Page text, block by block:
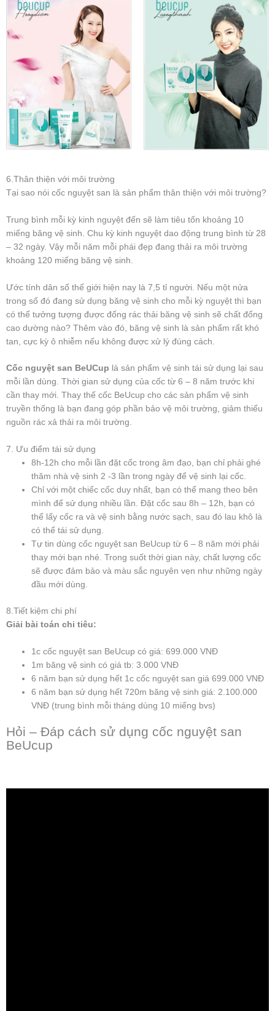
6.Thân thiện với môi trường
Tại sao nói cốc nguyệt san là sản phẩm thân thiện với môi trường?
Trung bình mỗi kỳ kinh nguyệt đến sẽ làm tiêu tốn khoảng 10
miếng băng vệ sinh. Chu kỳ kinh nguyệt dao động trung bình từ 28
– 32 ngày. Vậy mỗi năm mỗi phái đẹp đang thải ra môi trường
khoảng 120 miếng băng vệ sinh.
Ước tính dân số thế giới hiện nay là 7,5 tỉ người. Nếu một nửa
trong số đó đang sử dụng băng vệ sinh cho mỗi kỳ nguyệt thì bạn
có thể tưởng tượng được đống rác thải băng vệ sinh sẽ chất đống
cao dường nào? Thêm vào đó, băng vệ sinh là sản phẩm rất khó
tan, cực kỳ ô nhiễm nếu không được xử lý đúng cách.
Cốc nguyệt san BeUCup là sản phẩm vệ sinh tái sử dụng lại sau
mỗi lần dùng. Thời gian sử dụng của cốc từ 6 – 8 năm trước khi
cần thay mới. Thay thế cốc BeUcup cho các sản phẩm vệ sinh
truyền thống là bạn đang góp phần bảo vệ môi trường, giảm thiểu
nguồn rác xả thải ra môi trường.
7. Ưu điểm tái sử dụng
8h-12h cho mỗi lần đặt cốc trong âm đạo, bạn chỉ phải ghé
thăm nhà vệ sinh 2 -3 lần trong ngày để vệ sinh lại cốc.
Chỉ với một chiếc cốc duy nhất, bạn có thể mang theo bên
mình để sử dụng nhiều lần. Đặt cốc sau 8h – 12h, bạn có
thể lấy cốc ra và vệ sinh bằng nước sạch, sau đó lau khô là
có thể tái sử dụng.
Tự tin dùng cốc nguyệt san BeUcup từ 6 – 8 năm mới phải
thay mới bạn nhé. Trong suốt thời gian này, chất lượng cốc
sẽ được đảm bảo và màu sắc nguyên vẹn như những ngày
đầu mới dùng.
8.Tiết kiệm chi phí
Giải bài toán chi tiêu:
1c cốc nguyệt san BeUcup có giá: 699.000 VNĐ
1m băng vệ sinh có giá tb: 3.000 VNĐ
6 năm bạn sử dụng hết 1c cốc nguyệt san giá 699.000 VNĐ
6 năm bạn sử dụng hết 720m băng vệ sinh giá: 2.100.000
VNĐ (trung bình mỗi tháng dùng 10 miếng bvs)
Hỏi – Đáp cách sử dụng cốc nguyệt san
BeUcup